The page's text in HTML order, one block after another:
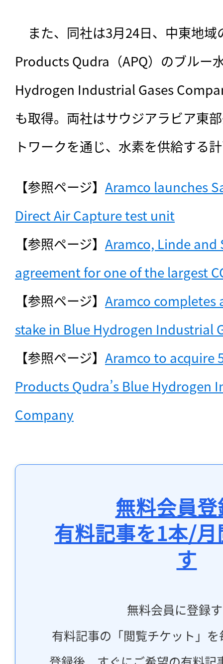
また、同社は3月24日、中東地域
Products Qudra（APQ）のブルー
Hydrogen Industrial Gases
も取得。両社はサウジアラビア東
トワークを通じ、水素を供給する
【参照ページ】 Aramco launches
Direct Air Capture test unit
【参照ページ】 Aramco, Linde and
agreement for one of the largest
【参照ページ】 Aramco completes
stake in Blue Hydrogen Industrial
【参照ページ】 Aramco to acquire
Products Qudra’s Blue Hydrogen
Company
無料会員
有料記事を1本/
す
無料会員に登録
有料記事の「閲覧チケット」